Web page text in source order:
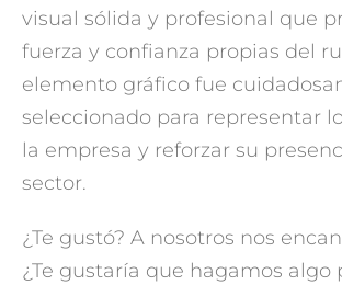
visual sólida y profesional que
fuerza y confianza propias del
elemento gráfico fue
seleccionado para representar
la empresa y reforzar su
sector.
¿Te gustó? A nosotros nos
¿Te gustaría que hagamos algo